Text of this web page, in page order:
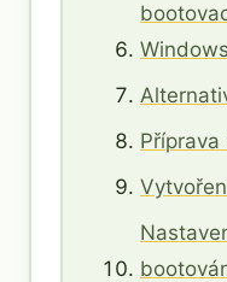
Příprava